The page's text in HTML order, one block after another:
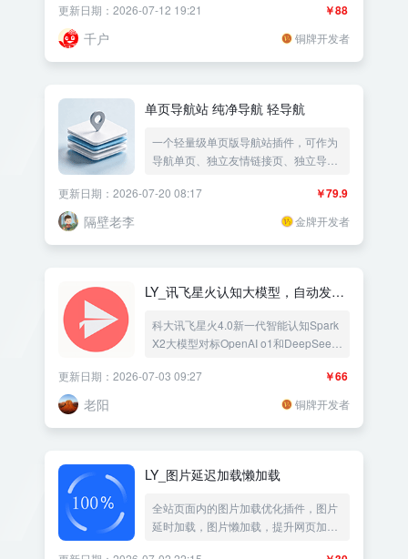
￥88
更新日期：2026-07-12 19:21
千户 铜牌开发者
单页导航站 纯净导航 轻导航
一个轻量级单页版导航站插件，可作为
导航单页、独立友情链接页、独立导航
￥79.9
更新日期：2026-07-20 08:17
隔壁老李 金牌开发者
LY_讯飞星火认知大模型，自动发原
科大讯飞星火4.0新一代智能认知Spark
X2大模型对标OpenAI o1和DeepSeek
AI大模型，拥有跨领域知识和语言理解
能力，能够基于自然对话方式理解与执
行任务！根据用户要求，创作具有吸引
素，创作严谨详实的新闻通稿原创文
成标签生成摘要，支持多开插件。
￥66
更新日期：2026-07-03 09:27
老阳 铜牌开发者
LY_图片延迟加载懒加载
全站页面内的图片加载优化插件，图片
延时加载，图片懒加载，提升网页加载